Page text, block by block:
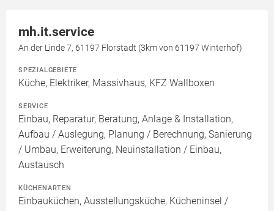
mh.it.service
An der Linde 7, 61197 Florstadt (3km von 61197 Winterhof)
SPEZIALGEBIETE
Küche, Elektriker, Massivhaus, KFZ Wallboxen
SERVICE
Einbau, Reparatur, Beratung, Anlage & Installation,
Aufbau / Auslegung, Planung / Berechnung, Sanierung
/ Umbau, Erweiterung, Neuinstallation / Einbau,
Austausch
KÜCHENARTEN
Einbauküchen, Ausstellungsküche, Kücheninsel /